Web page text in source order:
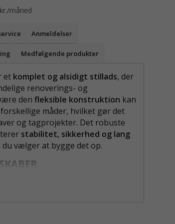
måned
Anmeldelser
Medfølgende produkter
et komplet og alsidigt stillads, der
renoverings- og
den fleksible konstruktion kan
måder, hvilket gør det
og tagprojekter. Det robuste
stabilitet, sikkerhed og lang
vælger at bygge det op.